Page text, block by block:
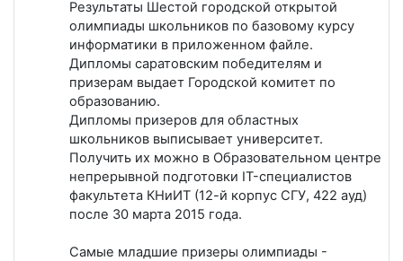
Результаты Шестой городской открытой
олимпиады школьников по базовому курсу
информатики в приложенном файле.
Дипломы саратовским победителям и
призерам выдает Городской комитет по
образованию.
Дипломы призеров для областных
школьников выписывает университет.
Получить их можно в Образовательном центре
непрерывной подготовки IT-специалистов
факультета КНиИТ (12-й корпус СГУ, 422 ауд)
после 30 марта 2015 года.
Самые младшие призеры олимпиады -